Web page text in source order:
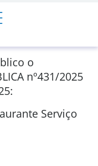
o
nº431/2025
Serviço